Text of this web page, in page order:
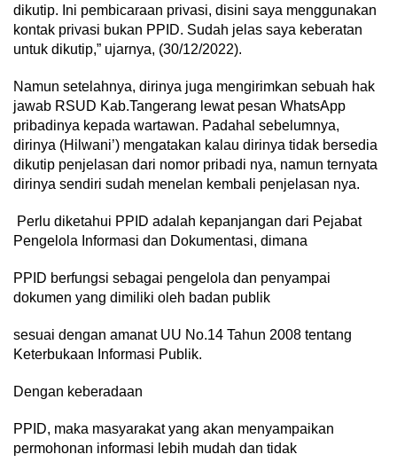
dikutip. Ini pembicaraan privasi, disini saya menggunakan
kontak privasi bukan PPID. Sudah jelas saya keberatan
untuk dikutip,” ujarnya, (30/12/2022).
Namun setelahnya, dirinya juga mengirimkan sebuah hak
jawab RSUD Kab.Tangerang lewat pesan WhatsApp
pribadinya kepada wartawan. Padahal sebelumnya,
dirinya (Hilwani’) mengatakan kalau dirinya tidak bersedia
dikutip penjelasan dari nomor pribadi nya, namun ternyata
dirinya sendiri sudah menelan kembali penjelasan nya.
Perlu diketahui PPID adalah kepanjangan dari Pejabat
Pengelola Informasi dan Dokumentasi, dimana
PPID berfungsi sebagai pengelola dan penyampai
dokumen yang dimiliki oleh badan publik
sesuai dengan amanat UU No.14 Tahun 2008 tentang
Keterbukaan Informasi Publik.
Dengan keberadaan
PPID, maka masyarakat yang akan menyampaikan
permohonan informasi lebih mudah dan tidak